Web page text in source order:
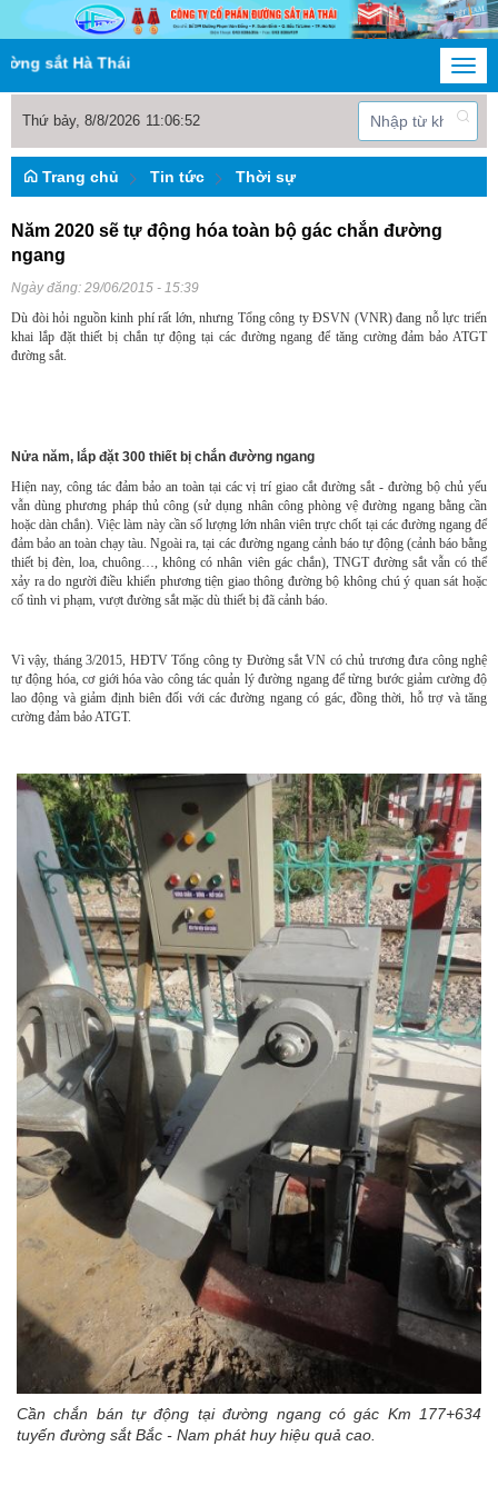
Hà Thái
Thứ bảy, 8/8/2026 11:06:52
Trang chủ Tin tức Thời sự
Năm 2020 sẽ tự động hóa toàn bộ gác chắn đường
ngang
Ngày đăng: 29/06/2015 - 15:39
Dù đòi hỏi nguồn kinh phí rất lớn, nhưng Tổng công ty ĐSVN (VNR) đang nỗ lực triển
khai lắp đặt thiết bị chắn tự động tại các đường ngang để tăng cường đảm bảo ATGT
đường sắt.
Nửa năm, lắp đặt 300 thiết bị chắn đường ngang
Hiện nay, công tác đảm bảo an toàn tại các vị trí giao cắt đường sắt - đường bộ chủ yếu
vẫn dùng phương pháp thủ công (sử dụng nhân công phòng vệ đường ngang bằng cần
hoặc dàn chắn). Việc làm này cần số lượng lớn nhân viên trực chốt tại các đường ngang để
đảm bảo an toàn chạy tàu. Ngoài ra, tại các đường ngang cảnh báo tự động (cảnh báo bằng
thiết bị đèn, loa, chuông…, không có nhân viên gác chắn), TNGT đường sắt vẫn có thể
xảy ra do người điều khiển phương tiện giao thông đường bộ không chú ý quan sát hoặc
cố tình vi phạm, vượt đường sắt mặc dù thiết bị đã cảnh báo.
Vì vậy, tháng 3/2015, HĐTV Tổng công ty Đường sắt VN có chủ trương đưa công nghệ
tự động hóa, cơ giới hóa vào công tác quản lý đường ngang để từng bước giảm cường độ
lao động và giảm định biên đối với các đường ngang có gác, đồng thời, hỗ trợ và tăng
cường đảm bảo ATGT.
Cần chắn bán tự động tại đường ngang có gác Km 177+634
tuyến đường sắt Bắc - Nam phát huy hiệu quả cao.